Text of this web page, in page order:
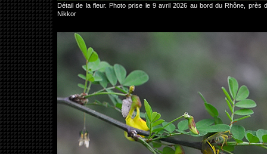
Détail de la fleur. Photo prise le 9 avril 2026 au bord du Rhône, près
Nikkor